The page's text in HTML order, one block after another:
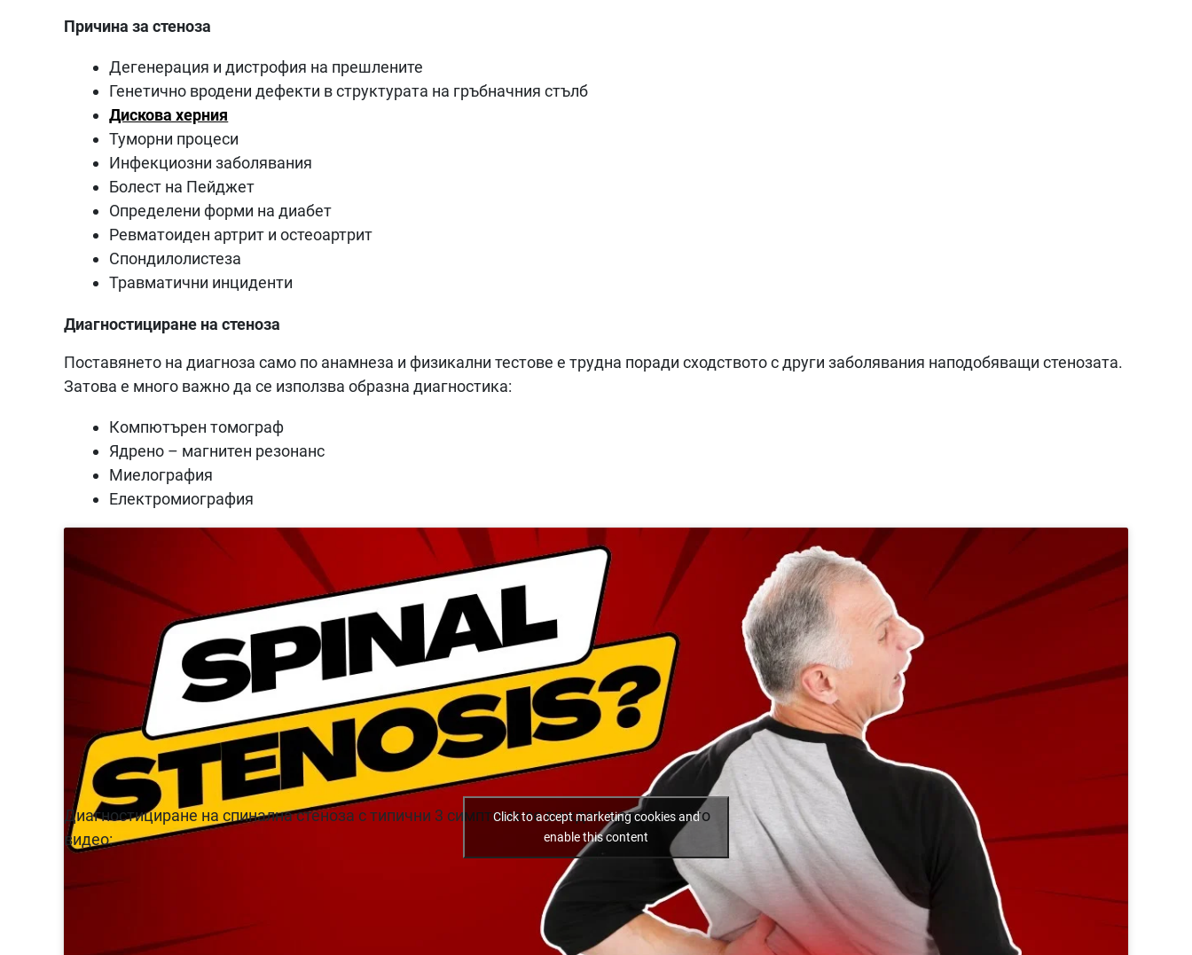
Причина за стеноза
Дегенерация и дистрофия на прешлените
Генетично вродени дефекти в структурата на гръбначния стълб
Дискова херния
Туморни процеси
Инфекциозни заболявания
Болест на Пейджет
Определени форми на диабет
Ревматоиден артрит и остеоартрит
Спондилолистеза
Травматични инциденти
Диагностициране на стеноза
Поставянето на диагноза само по анамнеза и физикални тестове е трудна поради сходството с други заболявания наподобяващи стенозата.
Затова е много важно да се използва образна диагностика:
Компютърен томограф
Ядрено – магнитен резонанс
Миелография
Електромиография
Диагностициране на спинална стеноза с типични 3 симптома се виждат в следващото
видео:
Click to accept marketing cookies and
enable this content